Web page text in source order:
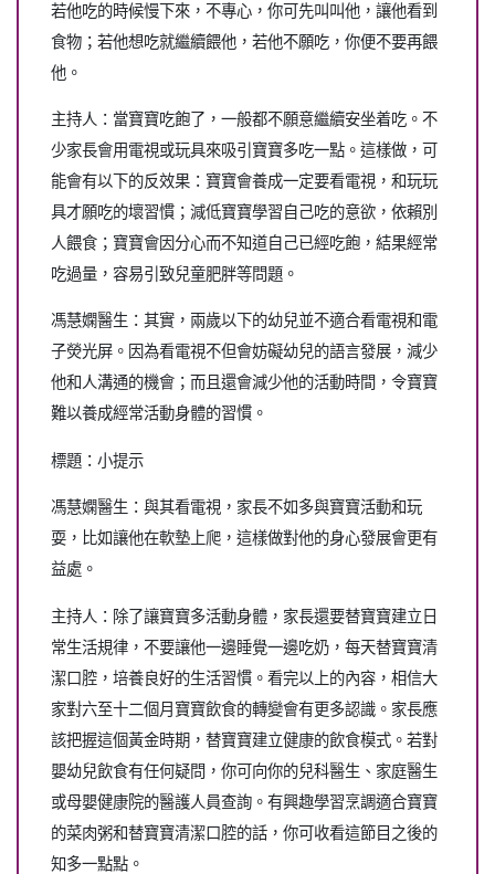
若他吃的時候慢下來，不專心，你可先叫叫他，讓他看到
食物；若他想吃就繼續餵他，若他不願吃，你便不要再餵
他。
主持人：當寶寶吃飽了，一般都不願意繼續安坐着吃。不
少家長會用電視或玩具來吸引寶寶多吃一點。這樣做，可
能會有以下的反效果：寶寶會養成一定要看電視，和玩玩
具才願吃的壞習慣；減低寶寶學習自己吃的意欲，依賴別
人餵食；寶寶會因分心而不知道自己已經吃飽，結果經常
吃過量，容易引致兒童肥胖等問題。
馮慧嫻醫生：其實，兩歲以下的幼兒並不適合看電視和電
子熒光屏。因為看電視不但會妨礙幼兒的語言發展，減少
他和人溝通的機會；而且還會減少他的活動時間，令寶寶
難以養成經常活動身體的習慣。
標題：小提示
馮慧嫻醫生：與其看電視，家長不如多與寶寶活動和玩
耍，比如讓他在軟墊上爬，這樣做對他的身心發展會更有
益處。
主持人：除了讓寶寶多活動身體，家長還要替寶寶建立日
常生活規律，不要讓他一邊睡覺一邊吃奶，每天替寶寶清
潔口腔，培養良好的生活習慣。看完以上的內容，相信大
家對六至十二個月寶寶飲食的轉變會有更多認識。家長應
該把握這個黃金時期，替寶寶建立健康的飲食模式。若對
嬰幼兒飲食有任何疑問，你可向你的兒科醫生、家庭醫生
或母嬰健康院的醫護人員查詢。有興趣學習烹調適合寶寶
的菜肉粥和替寶寶清潔口腔的話，你可收看這節目之後的
知多一點點。